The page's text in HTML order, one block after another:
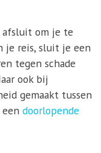
afsluit om je te
je reis, sluit je een
tegen schade
ook bij
gemaakt tussen
doorlopende